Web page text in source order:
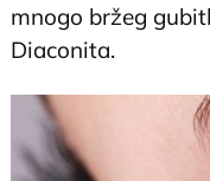
mnogo bržeg
Diaconita.